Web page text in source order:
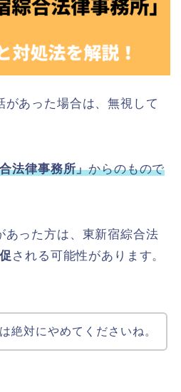
があった場合は、無視して
法律事務所」からのもので
あった方は、東新宿綜合法
される可能性があります。
絶対にやめてくださいね。